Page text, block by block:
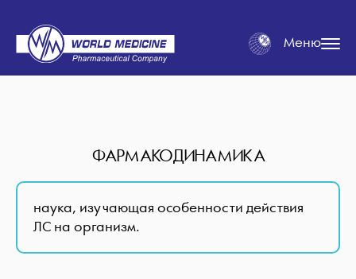
Меню
ФАРМАКОДИНАМИКА
наука, изучающая особенности действия
ЛС на организм.